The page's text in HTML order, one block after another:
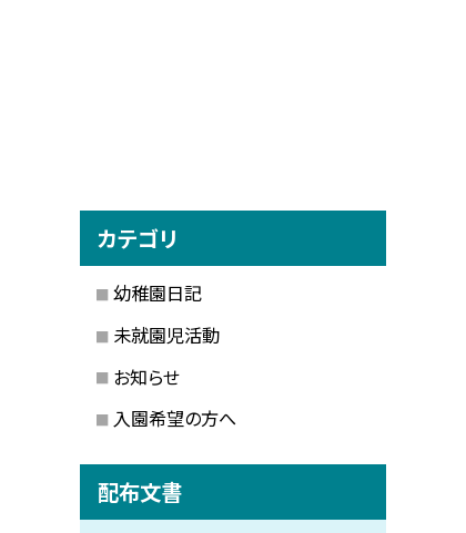
カテゴリ
幼稚園日記
未就園児活動
お知らせ
入園希望の方へ
配布文書